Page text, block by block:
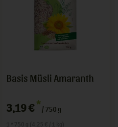
Basis Müsli Amaranth
3,19 € */ 750 g